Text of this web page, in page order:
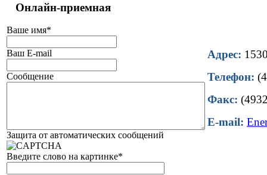
Онлайн-приемная
Ваше имя*
Ваш E-mail
Сообщение
Защита от автоматических сообщений
Введите слово на картинке*
Адрес:
Телефон:
Факс:
E-mail: